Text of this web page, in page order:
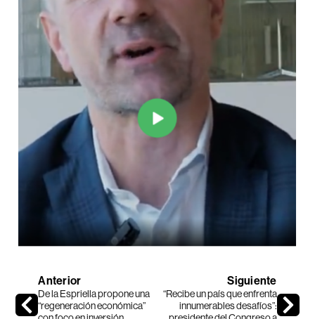
Anterior
De la Espriella propone una
“regeneración económica”
Siguiente
“Recibe un país que enfrenta
innumerables desafíos”: